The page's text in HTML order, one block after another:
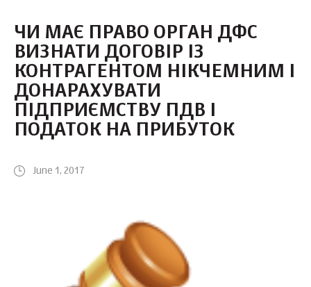
ЧИ МАЄ ПРАВО ОРГАН ДФС
ВИЗНАТИ ДОГОВІР ІЗ
КОНТРАГЕНТОМ НІКЧЕМНИМ І
ДОНАРАХУВАТИ
ПІДПРИЄМСТВУ ПДВ І
ПОДАТОК НА ПРИБУТОК
June 1, 2017